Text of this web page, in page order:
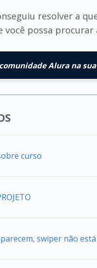
resolver a
você possa
Alura na
curso
swiper não